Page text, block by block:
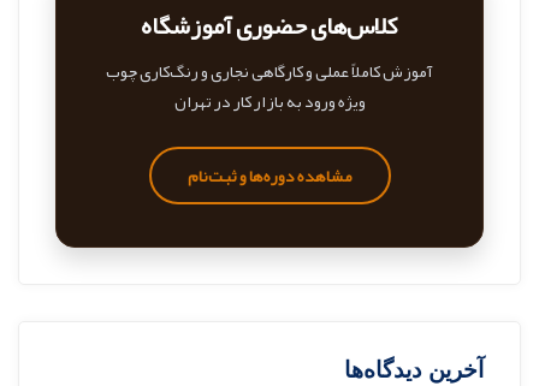
کلاس‌های حضوری آموزشگاه
آموزش کاملاً عملی و کارگاهی نجاری و رنگ‌کاری چوب
ویژه ورود به بازار کار در تهران
مشاهده دوره‌ها و ثبت‌نام
آخرین دیدگاه‌ها